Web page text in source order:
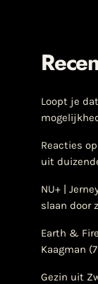
Loopt je
Reacties
uit
NU+ |
slaan door
Earth &
Kaagman
Gezin uit